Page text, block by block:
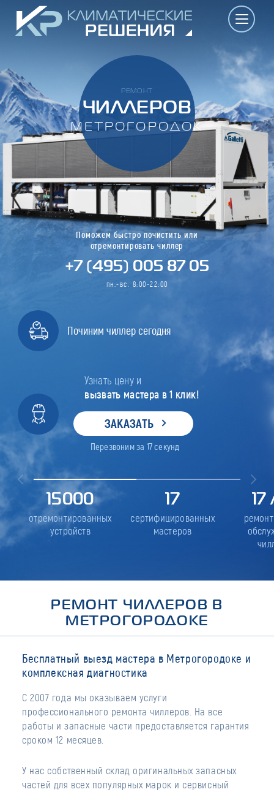
РЕМОНТ
ЧИЛЛЕРОВ
МЕТРОГОРОДОК
Поможем быстро почистить или
отремонтировать чиллер
+7 (495) 005 87 05
пн.-вс. 8:00-22:00
Починим чиллер сегодня
Узнать цену и
вызвать мастера в 1 клик!
ЗАКАЗАТЬ
Перезвоним за 17секунд
15000
отремонтированных
устройств
17
сертифицированных
мастеров
17
РЕМОНТ ЧИЛЛЕРОВ В
МЕТРОГОРОДОКЕ
Бесплатный выезд мастера в Метрогородоке и
комплексная диагностика
С 2007 года мы оказываем услуги
профессионального ремонта чиллеров. На все
работы и запасные части предоставляется гарантия
сроком 12 месяцев.
У нас собственный склад оригинальных запасных
частей для всех популярных марок и сервисный